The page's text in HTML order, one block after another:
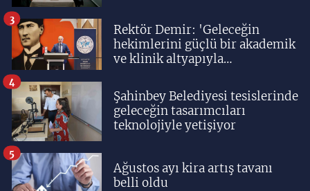
Rektör Demir: 'Geleceğin
hekimlerini güçlü bir akademik
ve klinik altyapıyla
3
Şahinbey Belediyesi tesislerinde
geleceğin tasarımcıları
teknolojiyle yetişiyor
4
Ağustos ayı kira artış tavanı
belli oldu
5